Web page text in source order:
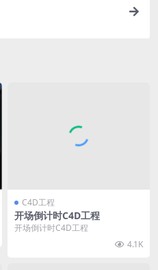
C4D工程
开场倒计时C4D工程
开场倒计时C4D工程
4.1K